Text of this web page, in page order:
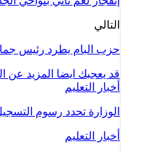
التالي
حزب البام يطرد رئيس
قد يعجبك ايضا المزيد عن
أخبار التعليم
الوزارة تحدد رسوم التسجيل في 5 آلاف درهم بالنسبة لسلك الإجازة و15
أخبار التعليم